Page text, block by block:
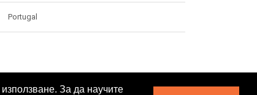
За да научите
Portugal